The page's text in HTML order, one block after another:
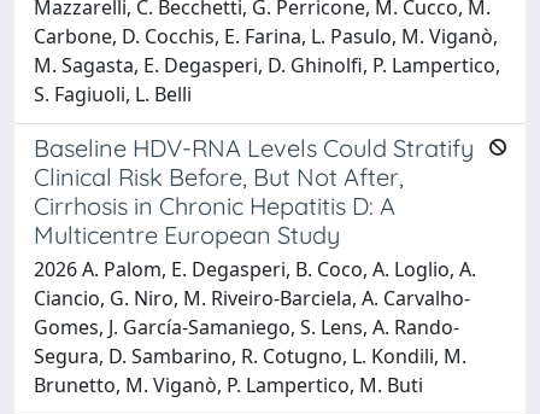
Mazzarelli, C. Becchetti, G. Perricone, M. Cucco, M.
Carbone, D. Cocchis, E. Farina, L. Pasulo, M. Viganò,
M. Sagasta, E. Degasperi, D. Ghinolfi, P. Lampertico,
S. Fagiuoli, L. Belli
Baseline HDV-RNA Levels Could Stratify
Clinical Risk Before, But Not After,
Cirrhosis in Chronic Hepatitis D: A
Multicentre European Study
2026 A. Palom, E. Degasperi, B. Coco, A. Loglio, A.
Ciancio, G. Niro, M. Riveiro-Barciela, A. Carvalho-
Gomes, J. García-Samaniego, S. Lens, A. Rando-
Segura, D. Sambarino, R. Cotugno, L. Kondili, M.
Brunetto, M. Viganò, P. Lampertico, M. Buti